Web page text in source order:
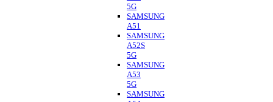
5G
SAMSUNG
A51
SAMSUNG
A52S
5G
SAMSUNG
A53
5G
SAMSUNG